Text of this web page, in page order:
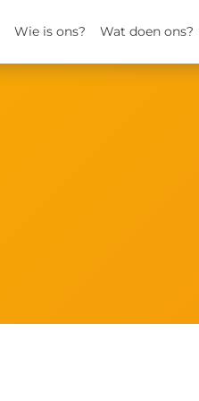
Wie is ons? Wat doen ons?